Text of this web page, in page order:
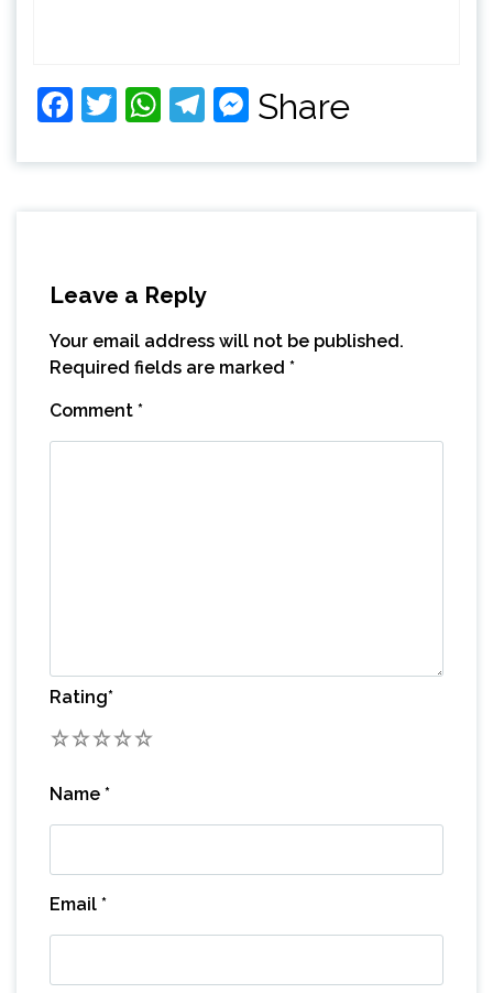
Facebook
Twitter
WhatsApp
Telegram
Messenger
Share
Leave a Reply
Your email address will not be published.
Required fields are marked *
Comment *
Rating*
5
4
3
2
Name *
Email *